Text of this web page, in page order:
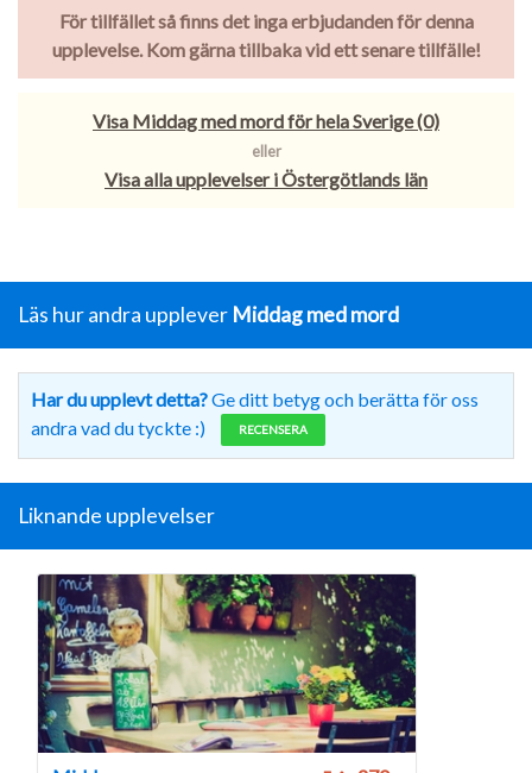
För tillfället så finns det inga erbjudanden för denna
upplevelse. Kom gärna tillbaka vid ett senare tillfälle!
Visa Middag med mord för hela Sverige (0)
eller
Visa alla upplevelser i Östergötlands län
Läs hur andra upplever Middag med mord
Har du upplevt detta?Ge ditt betyg och berätta för oss
andra vad du tyckte :)
RECENSERA
Liknande upplevelser